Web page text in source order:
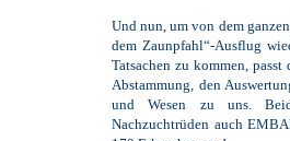
Und nun, um von dem
dem Zaunpfahl“-Ausflug
Tatsachen zu kommen,
Abstammung, den
und Wesen zu uns.
Nachzuchtrüden auch